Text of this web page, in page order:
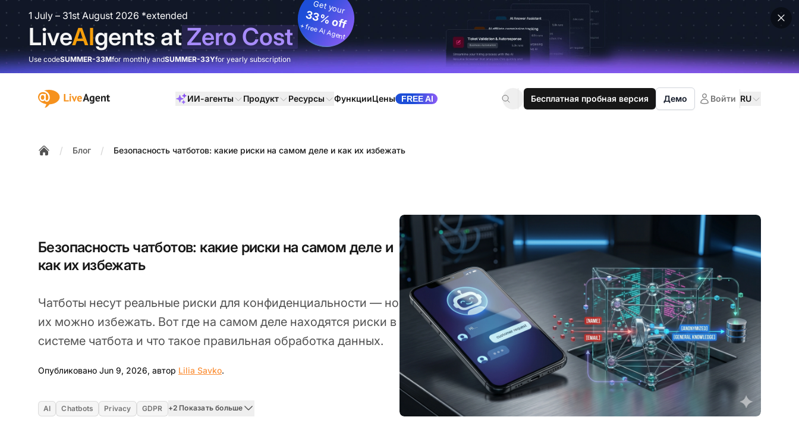
1 July – 31st August 2026 *extended
LiveAIgents atZero Cost
Get your
33% off
+ free AI Agent
Use codeSUMMER-33Mfor monthly andSUMMER-33Yfor yearly subscription
:site.title ИИ-агенты Продукт Ресурсы ФункцииЦены FREE AI Бесплатная пробная версия Демо Войти RU
/ Блог / Безопасность чатботов: какие риски на самом деле и как их избежать
Безопасность чатботов: какие риски на самом деле и
как их избежать
Чатботы несут реальные риски для конфиденциальности — но
их можно избежать. Вот где на самом деле находятся риски в
системе чатбота и что такое правильная обработка данных.
Опубликовано Jun 9, 2026, автор Lilia Savko.
AI Chatbots Privacy GDPR +2 Показать больше